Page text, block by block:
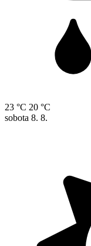
23 °C 20 °C
sobota 8. 8.